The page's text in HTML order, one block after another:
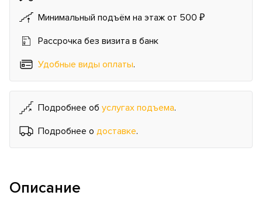
Минимальный подъём на этаж от 500 ₽
Рассрочка без визита в банк
Удобные виды оплаты.
Подробнее об услугах подъема.
Подробнее о доставке.
Описание